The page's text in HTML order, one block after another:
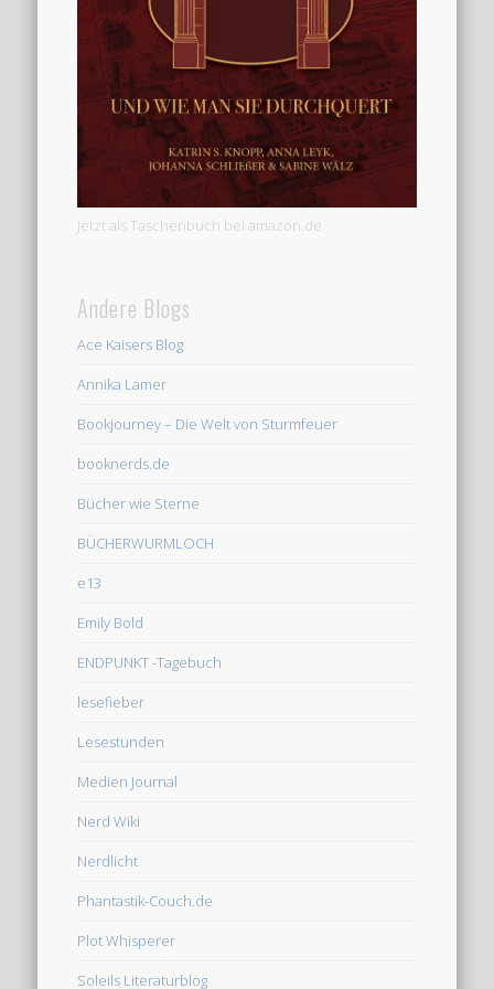
Jetzt als Taschenbuch bei amazon.de
Andere Blogs
Ace Kaisers Blog
Annika Lamer
Bookjourney – Die Welt von Sturmfeuer
booknerds.de
Bücher wie Sterne
BÜCHERWURMLOCH
e13
Emily Bold
ENDPUNKT -Tagebuch
lesefieber
Lesestunden
Medien Journal
Nerd Wiki
Nerdlicht
Phantastik-Couch.de
Plot Whisperer
Soleils Literaturblog